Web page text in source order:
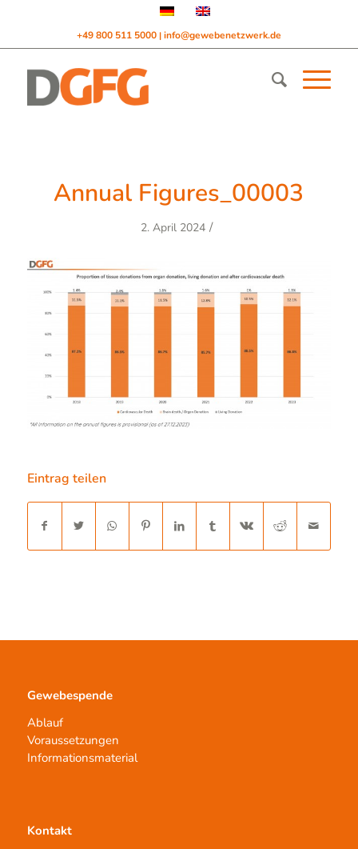
+49 800 511 5000 | info@gewebenetzwerk.de
Annual Figures_00003
2. April 2024 /
Eintrag teilen
Gewebespende
Ablauf
Voraussetzungen
Informationsmaterial
Kontakt